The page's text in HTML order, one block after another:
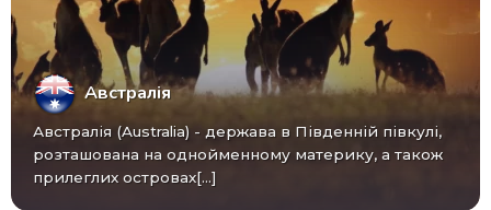
Австралія
Австралія (Australia) - ​​держава в Південній півкулі,
розташована на однойменному материку, а також
прилеглих островах[...]